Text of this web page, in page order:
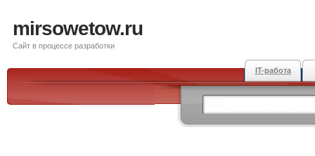
mirsowetow.ru
Сайт в процессе разработки
IT-работа